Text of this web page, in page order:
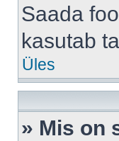
Saada
kasutab
Üles
» Mis on